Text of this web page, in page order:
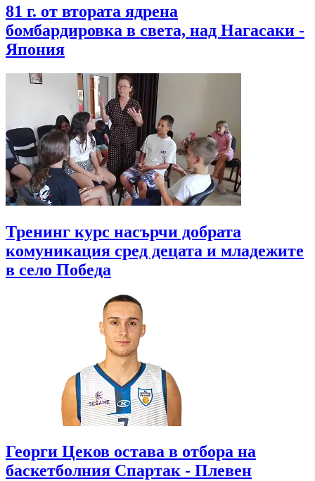
81 г. от втората ядрена
бомбардировка в света, над Нагасаки -
Япония
Тренинг курс насърчи добрата
комуникация сред децата и младежите
в село Победа
Георги Цеков остава в отбора на
баскетболния Спартак - Плевен